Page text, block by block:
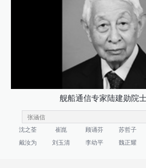
舰船通信专家陆建勋院
沈之荃 崔崑 顾诵芬 苏哲子
戴汝为
刘玉清 李幼平 魏正耀